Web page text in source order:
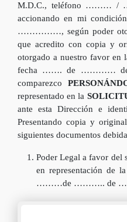
M.D.C., teléfono
accionando en mi
……………, según poder
que acredito con copia y
otorgado a nuestro favor en
fecha ……. de ………… de
comparezco
representado en la
ante esta Dirección e
Presentando copia y
siguientes documentos
Poder Legal a favor
en representación
………de ……….. de